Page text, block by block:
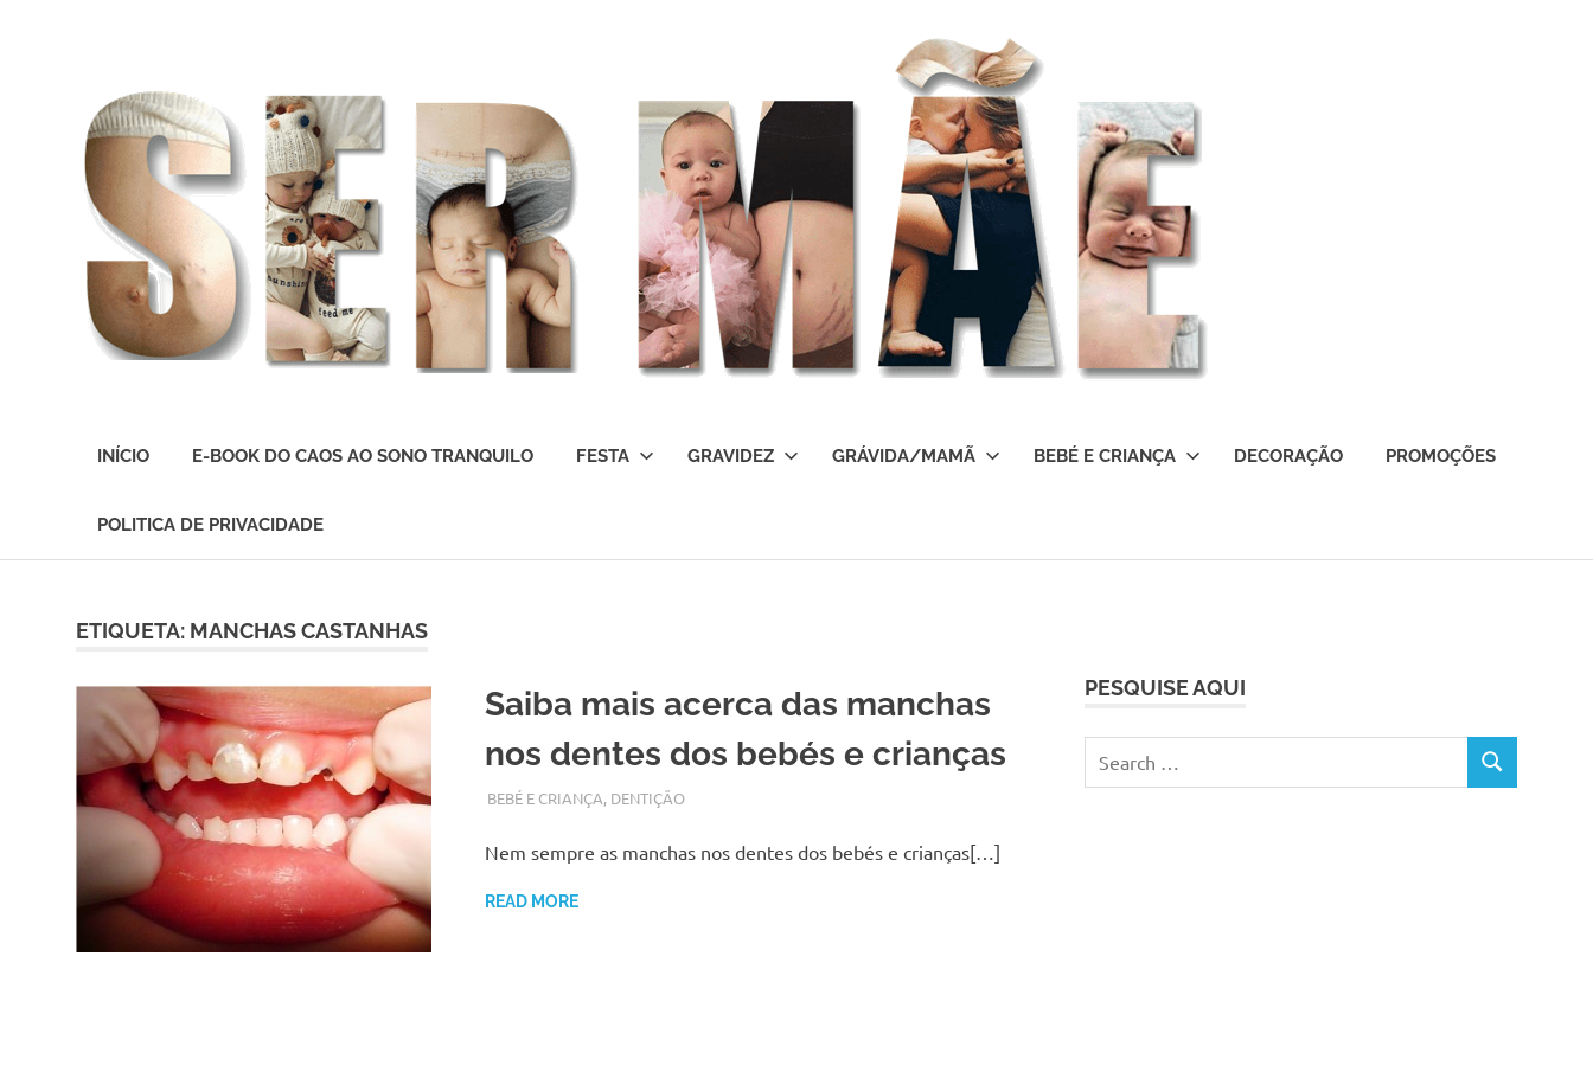
presente
INÍCIO E-BOOK DO CAOS AO SONO TRANQUILO FESTA GRAVIDEZ GRÁVIDA/MAMÃ BEBÉ E CRIANÇA DECORAÇÃO PROMOÇÕES
POLITICA DE PRIVACIDADE
ETIQUETA: MANCHAS CASTANHAS
Saiba mais acerca das manchas
nos dentes dos bebés e crianças
SETEMBRO 28, 2017
ADMIN
BEBÉ E CRIANÇA, DENTIÇÃO
Nem sempre as manchas nos dentes dos bebés e crianças[…]
READ MORE
PESQUISE AQUI
for:
SEARCH